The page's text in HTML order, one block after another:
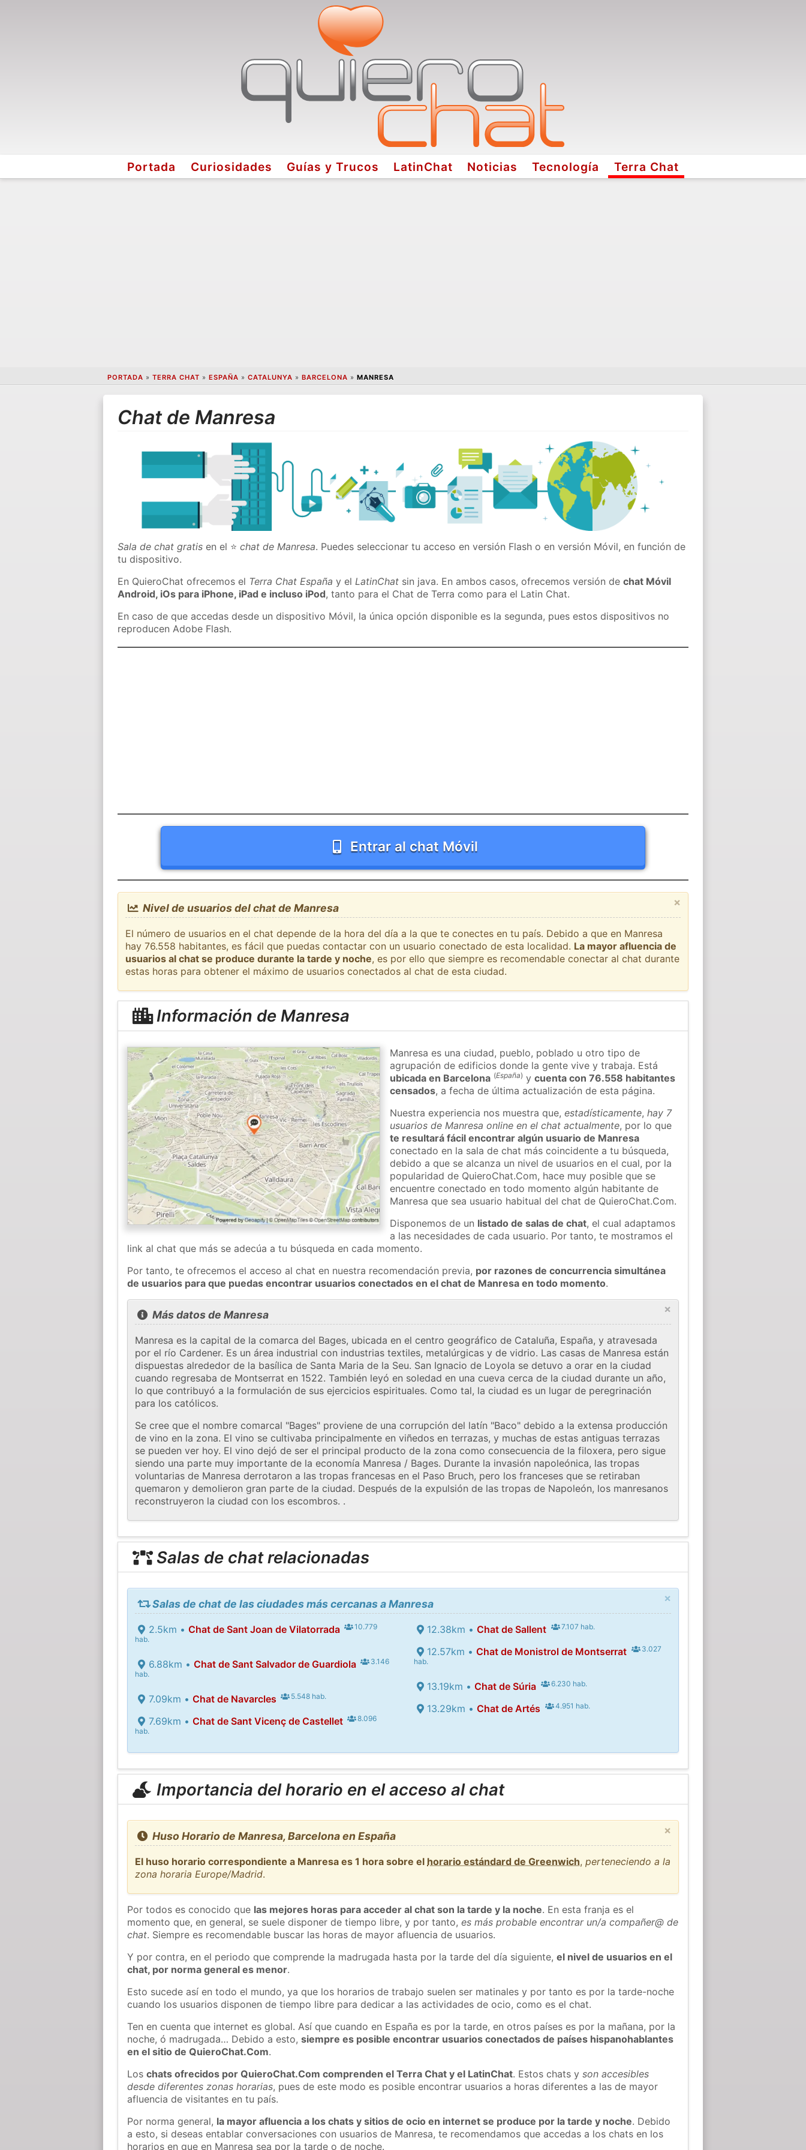
Portada Curiosidades Guías y Trucos LatinChat Noticias Tecnología Terra Chat
PORTADA » TERRA CHAT » ESPAÑA » CATALUNYA » BARCELONA » MANRESA
Chat de Manresa
Sala de chat gratis en el ⭐chat de Manresa. Puedes seleccionar tu acceso en versión Flash o en versión Móvil, en función de
tu dispositivo.
En QuieroChat ofrecemos el Terra Chat España y elLatinChat sin java. En ambos casos, ofrecemos versión dechat Móvil
Android, iOs para iPhone, iPad e incluso iPod, tanto para el Chat de Terra como para el Latin Chat.
En caso de que accedas desde un dispositivo Móvil, la única opción disponible es la segunda, pues estos dispositivos no
reproducen Adobe Flash.
Entrar al chat Móvil
×
Nivel de usuarios del chat de Manresa
El número de usuarios en el chat depende de la hora del día a la que te conectes en tu país. Debido a que en Manresa
hay 76.558 habitantes, es fácil que puedas contactar con un usuario conectado de esta localidad. La mayor afluencia de
usuarios al chat se produce durante la tarde y noche, es por ello que siempre es recomendable conectar al chat durante
estas horas para obtener el máximo de usuarios conectados al chat de esta ciudad.
Información de Manresa
Manresa es una ciudad, pueblo, poblado u otro tipo de
agrupación de edificios donde la gente vive y trabaja. Está
ubicada en Barcelona (España) ycuenta con 76.558 habitantes
censados, a fecha de última actualización de esta página.
Nuestra experiencia nos muestra que,estadísticamente,hay 7
usuarios de Manresa online en el chat actualmente, por lo que
te resultará fácil encontrar algún usuario de Manresa
conectado en la sala de chat más coincidente a tu búsqueda,
debido a que se alcanza un nivel de usuarios en el cual, por la
popularidad de QuieroChat.Com, hace muy posible que se
encuentre conectado en todo momento algún habitante de
Manresa que sea usuario habitual del chat de QuieroChat.Com.
Disponemos de un listado de salas de chat, el cual adaptamos
a las necesidades de cada usuario. Por tanto, te mostramos el
link al chat que más se adecúa a tu búsqueda en cada momento.
Por tanto, te ofrecemos el acceso al chat en nuestra recomendación previa, por razones de concurrencia simultánea
de usuarios para que puedas encontrar usuarios conectados en el chat de Manresa en todo momento.
×
Más datos de Manresa
Manresa es la capital de la comarca del Bages, ubicada en el centro geográfico de Cataluña, España, y atravesada
por el río Cardener. Es un área industrial con industrias textiles, metalúrgicas y de vidrio. Las casas de Manresa están
dispuestas alrededor de la basílica de Santa Maria de la Seu. San Ignacio de Loyola se detuvo a orar en la ciudad
cuando regresaba de Montserrat en 1522. También leyó en soledad en una cueva cerca de la ciudad durante un año,
lo que contribuyó a la formulación de sus ejercicios espirituales. Como tal, la ciudad es un lugar de peregrinación
para los católicos.
Se cree que el nombre comarcal "Bages" proviene de una corrupción del latín "Baco" debido a la extensa producción
de vino en la zona. El vino se cultivaba principalmente en viñedos en terrazas, y muchas de estas antiguas terrazas
se pueden ver hoy. El vino dejó de ser el principal producto de la zona como consecuencia de la filoxera, pero sigue
siendo una parte muy importante de la economía Manresa / Bages. Durante la invasión napoleónica, las tropas
voluntarias de Manresa derrotaron a las tropas francesas en el Paso Bruch, pero los franceses que se retiraban
quemaron y demolieron gran parte de la ciudad. Después de la expulsión de las tropas de Napoleón, los manresanos
reconstruyeron la ciudad con los escombros. .
Salas de chat relacionadas
×
Salas de chat de las ciudades más cercanas a Manresa
2.5km • Chat de Sant Joan de Vilatorrada
10.779
hab.
6.88km • Chat de Sant Salvador de Guardiola
3.146
hab.
7.09km • Chat de Navarcles 5.548 hab.
7.69km • Chat de Sant Vicenç de Castellet
8.096
hab.
12.38km •Chat de Sallent 7.107 hab.
12.57km •Chat de Monistrol de Montserrat
3.027
hab.
13.19km •Chat de Súria 6.230 hab.
13.29km •Chat de Artés 4.951 hab.
Importancia del horario en el acceso al chat
×
Huso Horario de Manresa, Barcelona en España
El huso horario correspondiente a Manresa es 1 hora sobre el horario estándard de Greenwich,perteneciendo a la
zona horaria Europe/Madrid.
Por todos es conocido que las mejores horas para acceder al chat son la tarde y la noche. En esta franja es el
momento que, en general, se suele disponer de tiempo libre, y por tanto,es más probable encontrar un/a compañer@ de
chat. Siempre es recomendable buscar las horas de mayor afluencia de usuarios.
Y por contra, en el periodo que comprende la madrugada hasta por la tarde del día siguiente,el nivel de usuarios en el
chat, por norma general es menor.
Esto sucede así en todo el mundo, ya que los horarios de trabajo suelen ser matinales y por tanto es por la tarde-noche
cuando los usuarios disponen de tiempo libre para dedicar a las actividades de ocio, como es el chat.
Ten en cuenta que internet es global. Así que cuando en España es por la tarde, en otros países es por la mañana, por la
noche, ó madrugada… Debido a esto,siempre es posible encontrar usuarios conectados de países hispanohablantes
en el sitio de QuieroChat.Com.
Loschats ofrecidos por QuieroChat.Com comprenden el Terra Chat y el LatinChat. Estos chats yson accesibles
desde diferentes zonas horarias, pues de este modo es posible encontrar usuarios a horas diferentes a las de mayor
afluencia de visitantes en tu país.
Por norma general, la mayor afluencia a los chats y sitios de ocio en internet se produce por la tarde y noche. Debido
a esto, si deseas entablar conversaciones con usuarios de Manresa, te recomendamos que accedas a los chats en los
horarios en que en Manresa sea por la tarde o de noche.